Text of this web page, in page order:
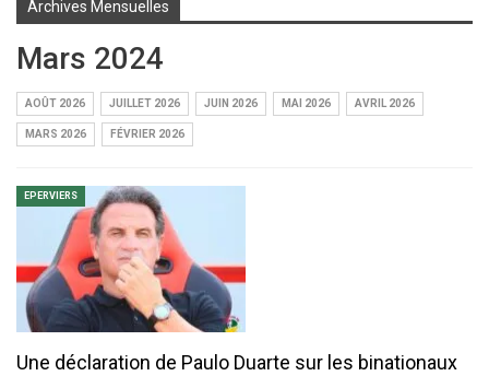
Archives Mensuelles
Mars 2024
AOÛT 2026 JUILLET 2026 JUIN 2026 MAI 2026 AVRIL 2026
MARS 2026 FÉVRIER 2026
EPERVIERS
Une déclaration de Paulo Duarte sur les binationaux